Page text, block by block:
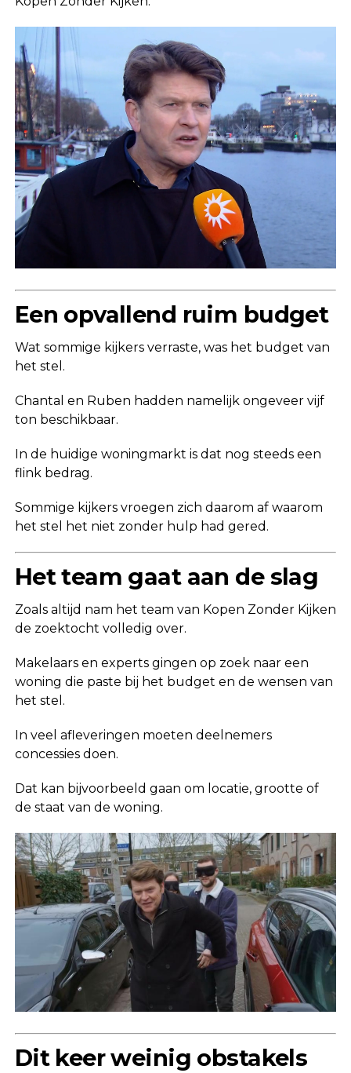
Een opvallend ruim budget
Wat sommige kijkers verraste, was het budget van
het stel.
Chantal en Ruben hadden namelijk ongeveer vijf
ton beschikbaar.
In de huidige woningmarkt is dat nog steeds een
flink bedrag.
Sommige kijkers vroegen zich daarom af waarom
het stel het niet zonder hulp had gered.
Het team gaat aan de slag
Zoals altijd nam het team van Kopen Zonder Kijken
de zoektocht volledig over.
Makelaars en experts gingen op zoek naar een
woning die paste bij het budget en de wensen van
het stel.
In veel afleveringen moeten deelnemers
concessies doen.
Dat kan bijvoorbeeld gaan om locatie, grootte of
de staat van de woning.
Dit keer weinig obstakels